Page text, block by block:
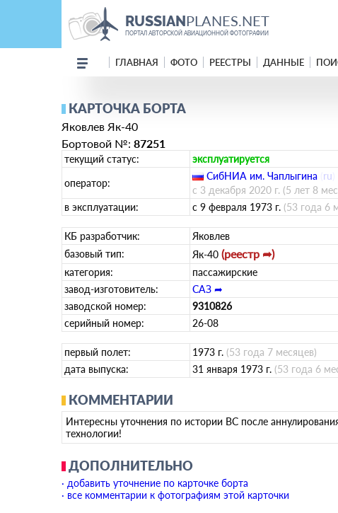
RUSSIANPLANES.NET
ПОРТАЛ АВТОРСКОЙ АВИАЦИОННОЙ ФОТОГРАФИИ
ГЛАВНАЯ ФОТО РЕЕСТРЫ ДАННЫЕ
КАРТОЧКА БОРТА
Яковлев Як-40
Бортовой №: 87251
текущий статус:
эксплуатируется
оператор:
СибНИА им. Чаплыгина ru
с 3 декабря 2020 г. (5 лет 8
в эксплуатации:
с 9 февраля 1973 г. (53 года 6
КБ разработчик:
Яковлев
базовый тип:
Як-40 (реестр ➦)
категория:
пассажирские
завод-изготовитель:
САЗ ➦
заводской номер:
9310826
серийный номер:
26-08
первый полет: 1973 г. (53 года 7 месяцев)
дата выпуска:
31 января 1973 г. (53 года 6
КОММЕНТАРИИ
Интересны уточнения по истории ВС после
технологии!
ДОПОЛНИТЕЛЬНО
· добавить уточнение по карточке борта
· все комментарии к фотографиям этой карточки